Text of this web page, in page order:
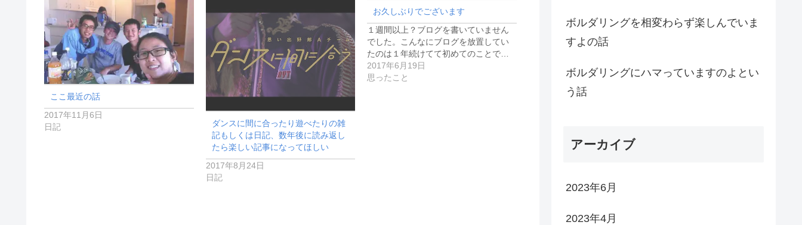
ここ最近の話
2017年11月6日
日記
ダンスに間に合ったり遊べたりの雑
記もしくは日記、数年後に読み返し
たら楽しい記事になってほしい
2017年8月24日
日記
お久しぶりでございます
１週間以上？ブログを書いていません
でした。こんなにブログを放置してい
たのは１年続けてて初めてのことで…
2017年6月19日
思ったこと
ボルダリングを相変わらず楽しんでいま
すよの話
ボルダリングにハマっていますのよとい
う話
アーカイブ
2023年6月
2023年4月